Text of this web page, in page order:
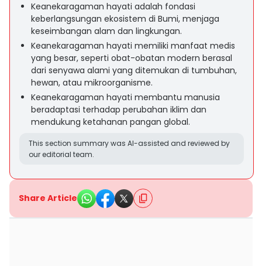
Keanekaragaman hayati adalah fondasi
keberlangsungan ekosistem di Bumi, menjaga
keseimbangan alam dan lingkungan.
Keanekaragaman hayati memiliki manfaat medis
yang besar, seperti obat-obatan modern berasal
dari senyawa alami yang ditemukan di tumbuhan,
hewan, atau mikroorganisme.
Keanekaragaman hayati membantu manusia
beradaptasi terhadap perubahan iklim dan
mendukung ketahanan pangan global.
This section summary was AI-assisted and reviewed by
our editorial team.
Share Article